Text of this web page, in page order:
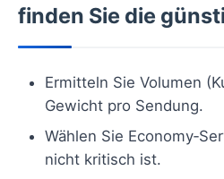
finden Sie die
Ermitteln Sie Volumen
Gewicht pro Sendung.
Wählen Sie
nicht kritisch ist.